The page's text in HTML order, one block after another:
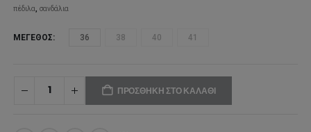
πέδιλα,σανδάλια
ΜΈΓΕΘΟΣ 36 38 40 41
ΠΡΟΣΘΉΚΗ ΣΤΟ ΚΑΛΆΘΙ